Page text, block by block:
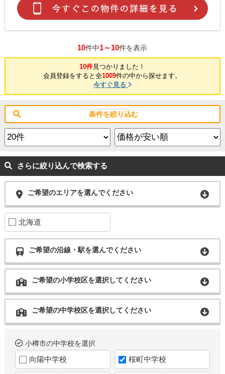
10件中1～10件を表示
10件見つかりました！
会員登録をすると全1009件の中から探せます。
今すぐ見る
条件を絞り込む
さらに絞り込んで検索する
ご希望のエリアを選んでください
北海道
ご希望の沿線・駅を選んでください
ご希望の小学校区を選択してください
ご希望の中学校区を選択してください
小樽市の中学校を選択
向陽中学校 桜町中学校